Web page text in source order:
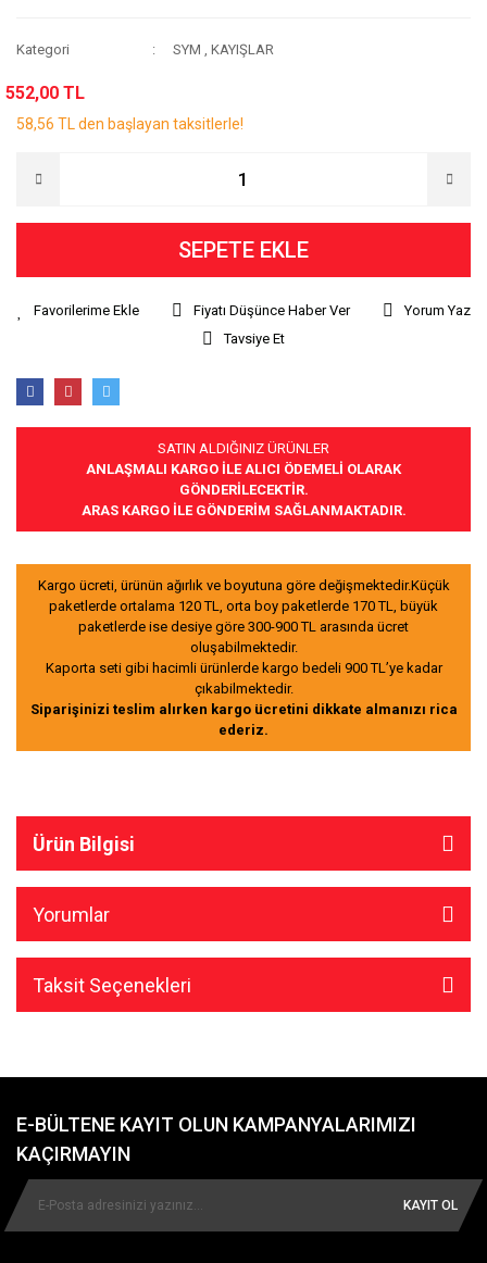
Kategori SYM ,KAYIŞLAR
552,00 TL
58,56 TL den başlayan taksitlerle!
SEPETE EKLE
Fiyatı Düşünce Haber Ver
Yorum Yaz
Tavsiye Et
SATIN ALDIĞINIZ ÜRÜNLER
ANLAŞMALI KARGO İLE ALICI ÖDEMELİ OLARAK
GÖNDERİLECEKTİR.
ARAS KARGO İLE GÖNDERİM SAĞLANMAKTADIR.
Kargo ücreti, ürünün ağırlık ve boyutuna göre değişmektedir.Küçük
paketlerde ortalama 120 TL, orta boy paketlerde 170 TL, büyük
paketlerde ise desiye göre 300-900 TL arasında ücret
oluşabilmektedir.
Kaporta seti gibi hacimli ürünlerde kargo bedeli 900 TL’ye kadar
çıkabilmektedir.
Siparişinizi teslim alırken kargo ücretini dikkate almanızı rica
ederiz.
Ürün Bilgisi
Yorumlar
Taksit Seçenekleri
E-BÜLTENE KAYIT OLUN KAMPANYALARIMIZI
KAÇIRMAYIN
KAYIT OL